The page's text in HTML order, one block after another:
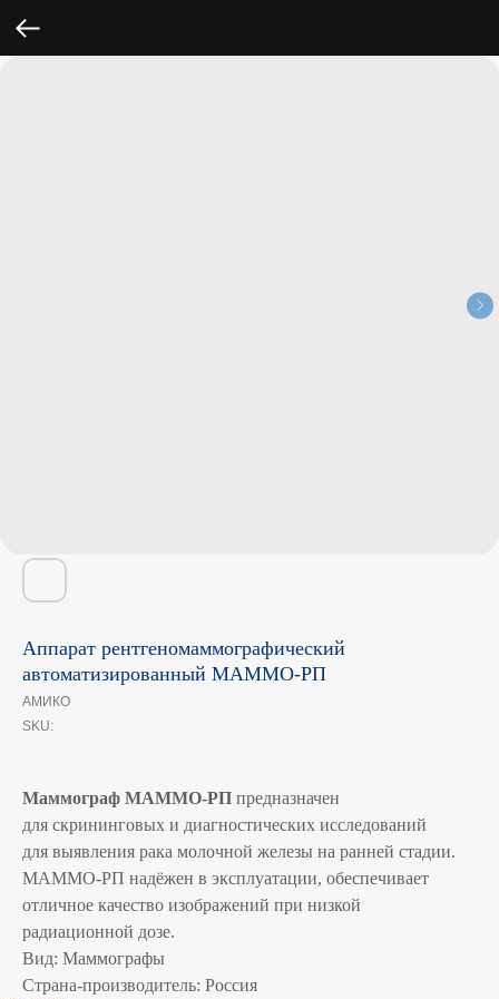
Аппарат рентгеномаммографический
автоматизированный МАММО‑РП
АМИКО
SKU:
Маммограф МАММО-РП предназначен
для скрининговых и диагностических исследований
для выявления рака молочной железы на ранней стадии.
МАММО-РП надёжен в эксплуатации, обеспечивает
отличное качество изображений при низкой
радиационной дозе.
Вид: Маммографы
Страна-производитель: Россия